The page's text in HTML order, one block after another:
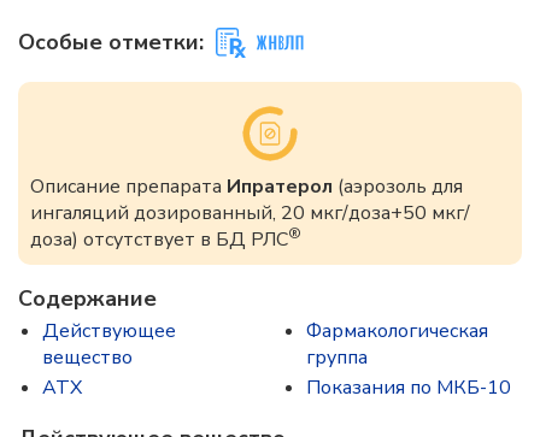
Особые отметки:
Описание препарата Ипратерол (аэрозоль для
ингаляций дозированный, 20 мкг/доза+50 мкг/
доза) отсутствует в БД РЛС®
Содержание
Действующее
вещество
ATX
Фармакологическая
группа
Показания по МКБ-10